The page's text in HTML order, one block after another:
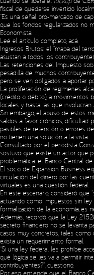
fiscal de quedarse invertido
“Es una señal pro-mercado de
que los fondos regularizados no
Economista.
Leé el artículo completo, acá
Ingresos Brutos: el “mapa del
asustan a todos los
Las retenciones del Impuesto
pesadilla de muchos
pero se ven obligados a aportar
La proliferación de regímenes
(crédito o débito), a movimientos
locales y hasta las que involucran
Sin embargo, el abuso de estos
saldos a favor crónicos, dificultad
pasibles de retención o errores
no tienen una solución a la vista.
Consultado por el periodista
sostuvo que existe un actor que
problemática: el Banco Central
El socio de Expansion Business
circulación del dinero por las
virtuales es una cuestión federal.
En este escenario, consideró que
actuando como impuestos sin
formalización de la economía, es
Además, recordó que la Ley
secreto financiero no se levanta
casos muy concretos, tales
exista un requerimiento formal.
“Si una ley federal les prohíbe
qué lógica se les va a permitir
contribuyentes?”, cuestionó.
Por eso, entiende que el Banco